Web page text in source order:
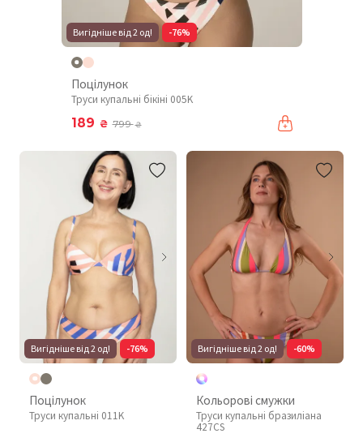
Вигідніше від 2 од! -76%
Поцілунок
Труси купальні бікіні 005K
189 ₴ 799₴
Вигідніше від 2 од! -76%
Поцілунок
Труси купальні 011K
Вигідніше від 2 од! -60%
Кольорові смужки
Труси купальні бразиліана
427CS